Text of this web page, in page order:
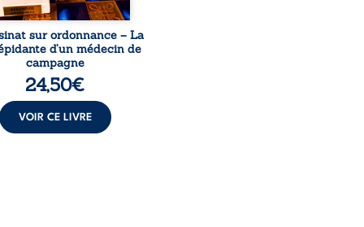
sur ordonnance – La
d’un médecin de
campagne
24,50€
VOIR CE LIVRE